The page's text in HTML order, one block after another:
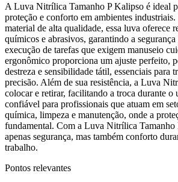
A Luva Nitrílica Tamanho P Kalipso é ideal
proteção e conforto em ambientes
material de alta qualidade, essa luva oferece
químicos e abrasivos, garantindo a
execução de tarefas que exigem manuseio
ergonômico proporciona um ajuste perfeito,
destreza e sensibilidade tátil, essenciais para
precisão. Além de sua resistência, a Luva
colocar e retirar, facilitando a troca durante o
confiável para profissionais que atuam em
química, limpeza e manutenção, onde a
fundamental. Com a Luva Nitrílica Tamanho
apenas segurança, mas também conforto
trabalho.
Pontos relevantes